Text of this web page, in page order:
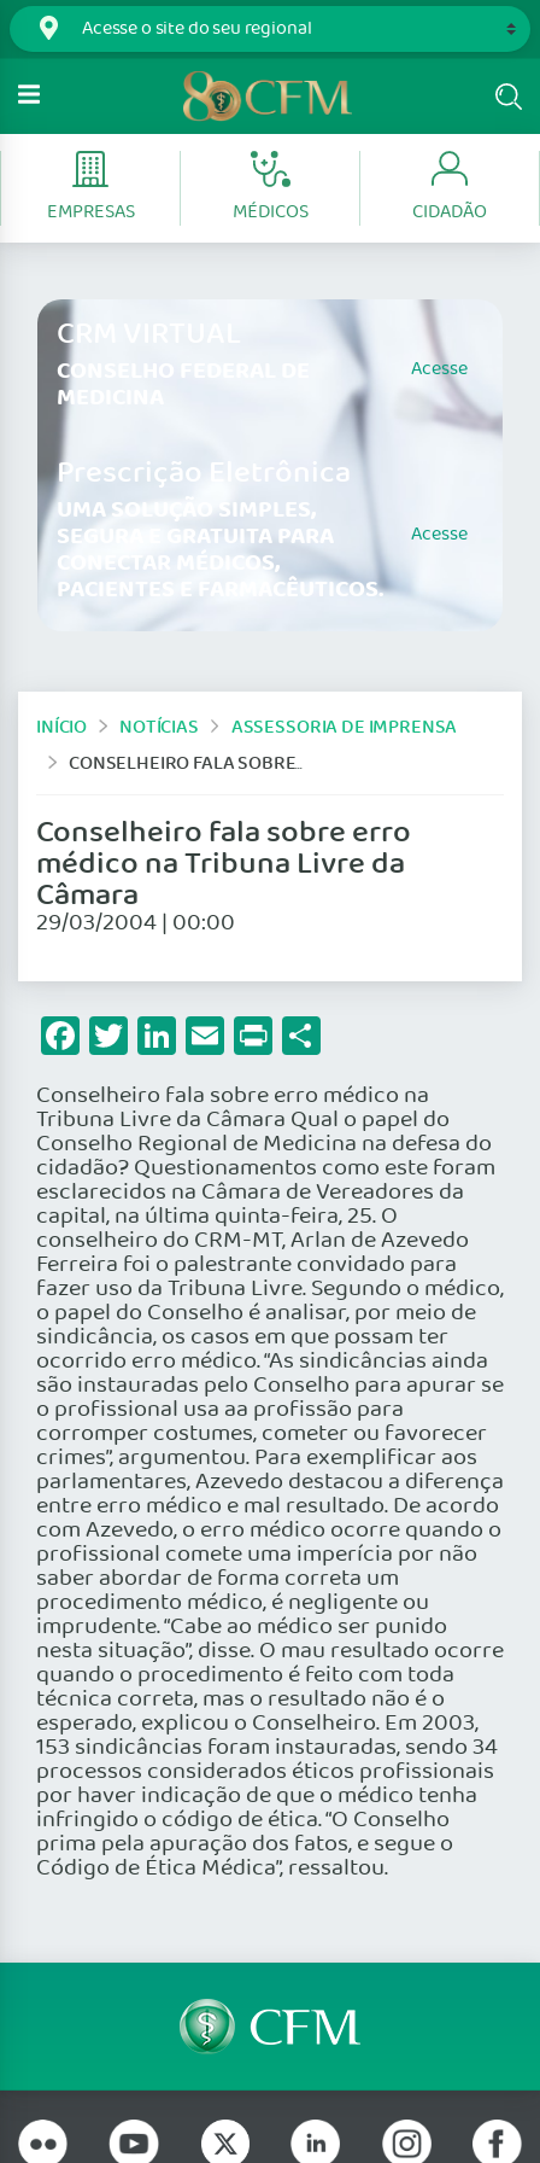
EMPRESAS MÉDICOS CIDADÃO
CRM VIRTUAL
CONSELHO FEDERAL DE
MEDICINA
Acesse
Prescrição Eletrônica
UMA SOLUÇÃO SIMPLES,
SEGURA E GRATUITA PARA
CONECTAR MÉDICOS,
PACIENTES E FARMACÊUTICOS.
Acesse
INÍCIO NOTÍCIAS
ASSESSORIA DE IMPRENSA
CONSELHEIRO FALA SOBRE ERRO MÉDICO NA TRIBUNA LIVRE DA CÂMARA
Conselheiro fala sobre erro
médico na Tribuna Livre da
Câmara
29/03/2004 | 00:00
Facebook
Twitter
LinkedIn
Email
Print
Conselheiro fala sobre erro médico na
Tribuna Livre da Câmara Qual o papel do
Conselho Regional de Medicina na defesa do
cidadão? Questionamentos como este foram
esclarecidos na Câmara de Vereadores da
capital, na última quinta-feira, 25. O
conselheiro do CRM-MT, Arlan de Azevedo
Ferreira foi o palestrante convidado para
fazer uso da Tribuna Livre. Segundo o médico,
o papel do Conselho é analisar, por meio de
sindicância, os casos em que possam ter
ocorrido erro médico. “As sindicâncias ainda
são instauradas pelo Conselho para apurar se
o profissional usa aa profissão para
corromper costumes, cometer ou favorecer
crimes”, argumentou. Para exemplificar aos
parlamentares, Azevedo destacou a diferença
entre erro médico e mal resultado. De acordo
com Azevedo, o erro médico ocorre quando o
profissional comete uma imperícia por não
saber abordar de forma correta um
procedimento médico, é negligente ou
imprudente. “Cabe ao médico ser punido
nesta situação”, disse. O mau resultado ocorre
quando o procedimento é feito com toda
técnica correta, mas o resultado não é o
esperado, explicou o Conselheiro. Em 2003,
153 sindicâncias foram instauradas, sendo 34
processos considerados éticos profissionais
por haver indicação de que o médico tenha
infringido o código de ética. “O Conselho
prima pela apuração dos fatos, e segue o
Código de Ética Médica”, ressaltou.